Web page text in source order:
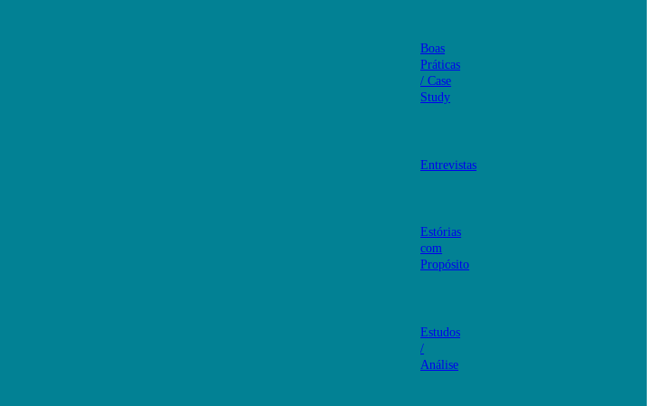
Boas
Práticas
/ Case
Study
Entrevistas
Estórias
com
Propósito
Estudos
/
Análise